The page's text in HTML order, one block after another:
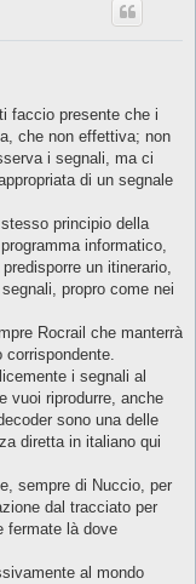
faccio presente che i
che non effettiva; non
i segnali, ma ci
di un segnale
principio della
informatico,
un itinerario,
propro come nei
Rocrail che manterrà
corrispondente.
i segnali al
vuoi riprodurre, anche
sono una delle
diretta in italiano qui
sempre di Nuccio, per
dal tracciato per
fermate là dove
al mondo